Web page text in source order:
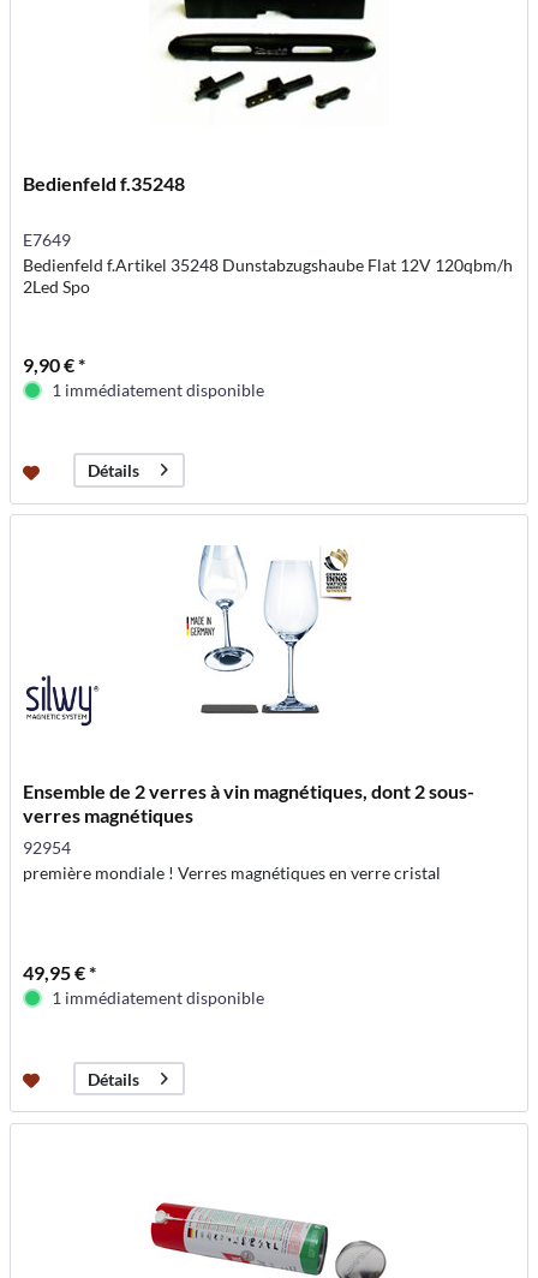
Bedienfeld f.35248
E7649
Bedienfeld f.Artikel 35248 Dunstabzugshaube Flat 12V 120qbm/h
2Led Spo
9,90 € *
1 immédiatement disponible
Détails
Ensemble de 2 verres à vin magnétiques, dont 2 sous-
verres magnétiques
92954
première mondiale ! Verres magnétiques en verre cristal
49,95 € *
1 immédiatement disponible
Détails